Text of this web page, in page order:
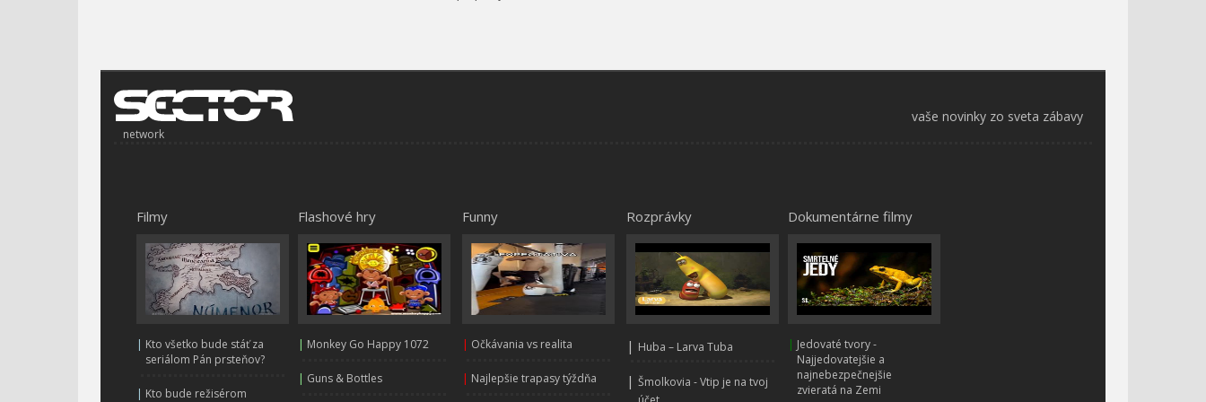
vaše novinky zo sveta zábavy
network
Filmy
| Kto všetko bude stáť za
seriálom Pán prsteňov?
| Kto bude režisérom
Flashové hry
| Monkey Go Happy 1072
| Guns & Bottles
Funny
| Očkávania vs realita
| Najlepšie trapasy týždňa
Rozprávky
| Huba – Larva Tuba
| Šmolkovia - Vtip je na tvoj
Dokumentárne filmy
| Jedovaté tvory -
Najjedovatejšie a
najnebezpečnejšie
zvieratá na Zemi